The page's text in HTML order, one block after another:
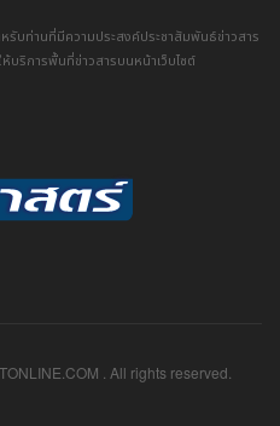
บท่านที่มีความประสงค์ประชาสัมพันธ์ข่าวสาร
ห้บริการพื้นที่ข่าวสารบนหน้าเว็บไซต์
. All rights reserved.